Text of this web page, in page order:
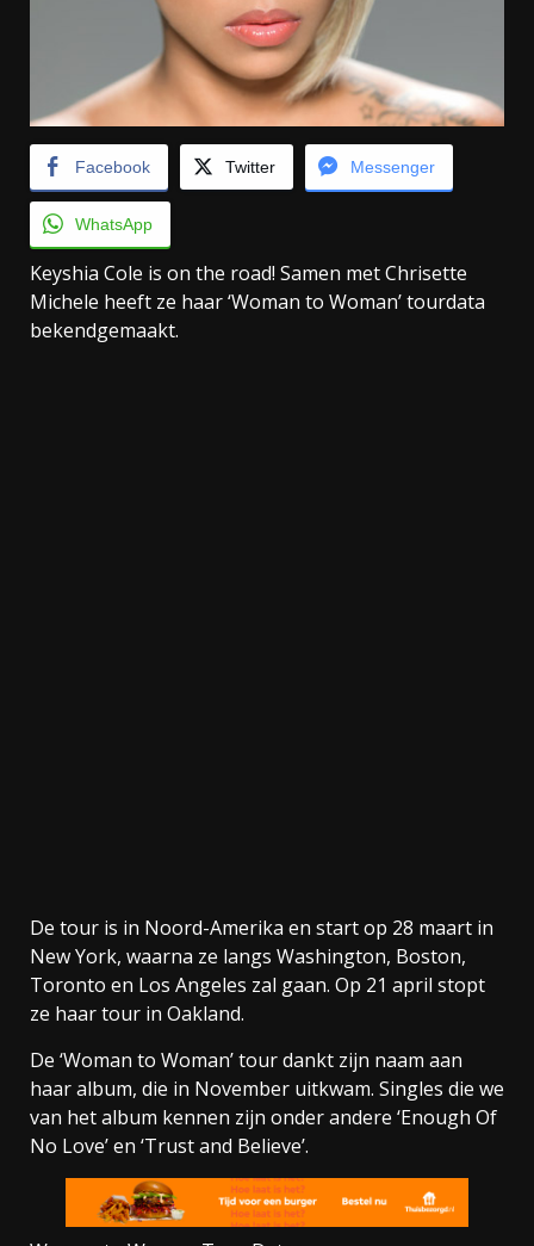
Facebook Twitter Messenger
WhatsApp
Keyshia Cole is on the road! Samen met Chrisette
Michele heeft ze haar ‘Woman to Woman’ tourdata
bekendgemaakt.
De tour is in Noord-Amerika en start op 28 maart in
New York, waarna ze langs Washington, Boston,
Toronto en Los Angeles zal gaan. Op 21 april stopt
ze haar tour in Oakland.
De ‘Woman to Woman’ tour dankt zijn naam aan
haar album, die in November uitkwam. Singles die we
van het album kennen zijn onder andere ‘Enough Of
No Love’ en ‘Trust and Believe’.